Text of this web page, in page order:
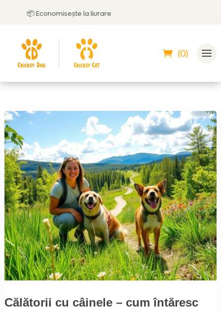
📦 Economisește la livrare
(0)
Călătorii cu câinele – cum întăresc